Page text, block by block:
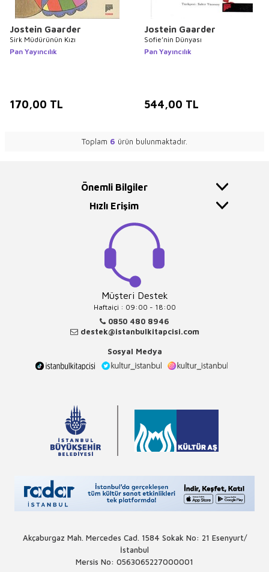
Jostein Gaarder
Sirk Müdürünün Kızı
Pan Yayıncılık
170,00 TL
Jostein Gaarder
Sofie’nin Dünyası
Pan Yayıncılık
544,00 TL
Toplam 6 ürün bulunmaktadır.
Önemli Bilgiler
Hızlı Erişim
Müşteri Destek
Haftaiçi : 09:00 - 18:00
0850 480 8946
destek@istanbulkitapcisi.com
Sosyal Medya
Akçaburgaz Mah. Mercedes Cad. 1584 Sokak No: 21 Esenyurt/
İstanbul
Mersis No: 0563065227000001